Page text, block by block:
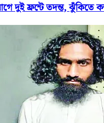
দুই ফ্রন্টে তদন্ত, ঝুঁকিতে